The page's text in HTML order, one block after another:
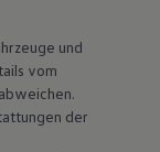
und
vom
der